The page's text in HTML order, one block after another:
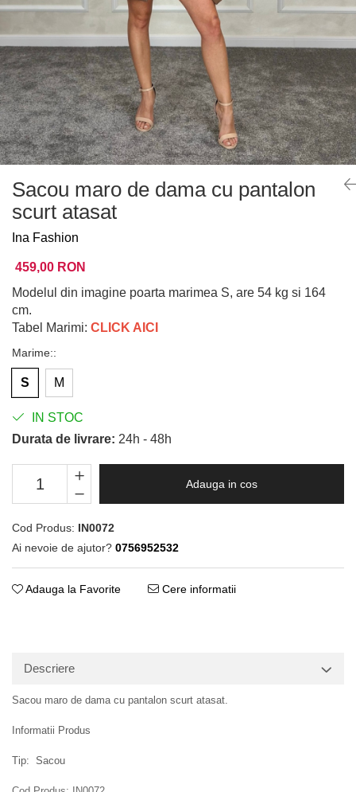
Sacou maro de dama cu pantalon
scurt atasat
Ina Fashion
459,00 RON
Modelul din imagine poarta marimea S, are 54 kg si 164
cm.
Tabel Marimi: CLICK AICI
Marime::
S M
IN STOC
Durata de livrare: 24h - 48h
Adauga in cos
Cod Produs: IN0072
Ai nevoie de ajutor? 0756952532
Adauga la Favorite Cere informatii
Descriere
Sacou maro de dama cu pantalon scurt atasat.
Informatii Produs
Tip: Sacou